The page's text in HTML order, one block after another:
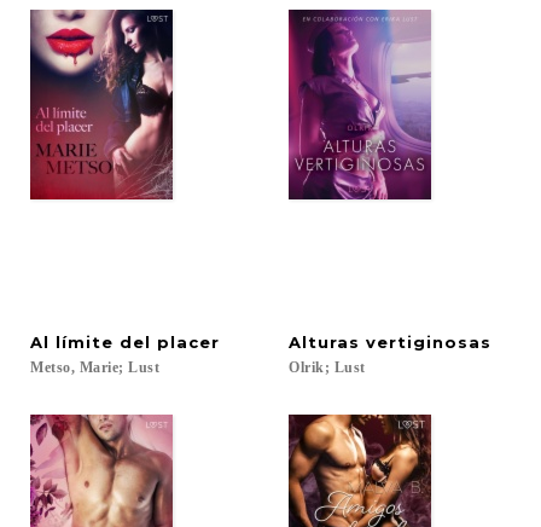
Al límite del placer
Metso, Marie; Lust
Alturas vertiginosas
Olrik; Lust